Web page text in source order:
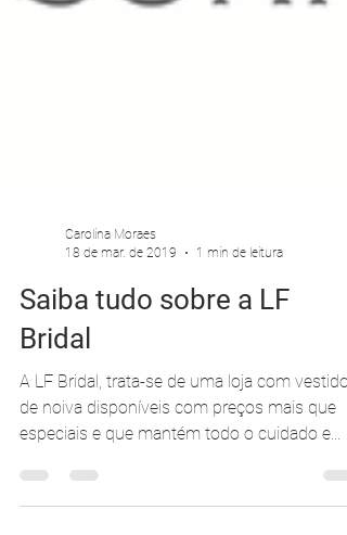
Carolina Moraes
18 de mar. de 2019
1 min de leitura
Saiba tudo sobre a LF